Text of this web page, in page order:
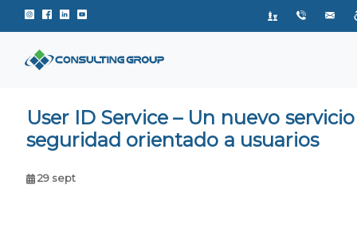
Instagram de Consulting Group
Facebook de Consulting Group
Linkedin de Consulting Group
User ID Service – Un nuevo
seguridad orientado a usuarios
29 sept